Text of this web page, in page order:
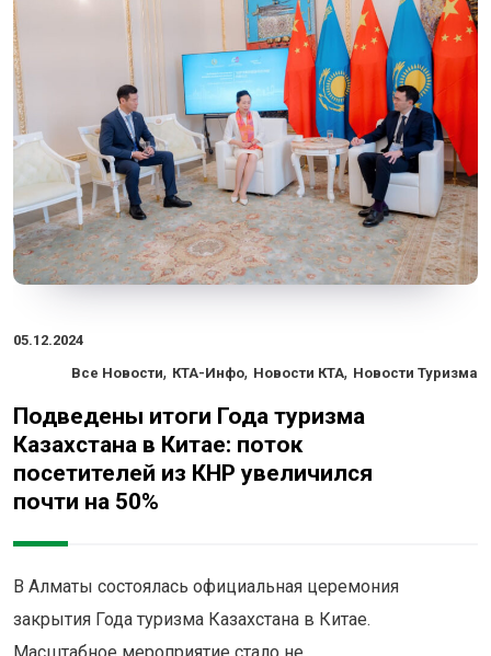
05.12.2024
Все Новости, КТА-Инфо, Новости КТА, Новости Туризма
Подведены итоги Года туризма
Казахстана в Китае: поток
посетителей из КНР увеличился
почти на 50%
В Алматы состоялась официальная церемония
закрытия Года туризма Казахстана в Китае.